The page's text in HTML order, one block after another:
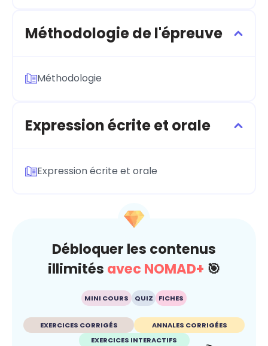
Méthodologie de l'épreuve
Méthodologie
Expression écrite et orale
Expression écrite et orale
Débloquer les contenus
illimités avec NOMAD+ 🎯
MINI COURS QUIZ FICHES
EXERCICES CORRIGÉS
ANNALES CORRIGÉES
EXERCICES INTERACTIFS